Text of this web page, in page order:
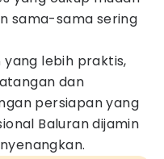
sama-sama sering
yang lebih praktis,
dan
persiapan yang
Baluran dijamin